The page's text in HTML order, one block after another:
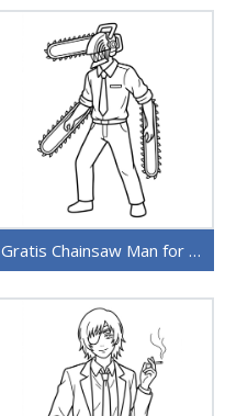
Gratis Chainsaw Man for barn